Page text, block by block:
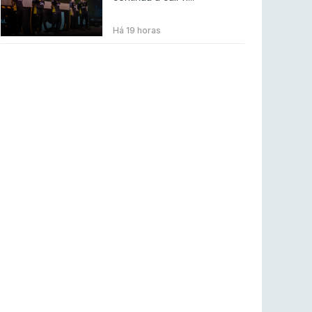
BLAST Bounty S2 na RTP Arena: Regressa o
melhor Counter-Strike
Há 19 horas